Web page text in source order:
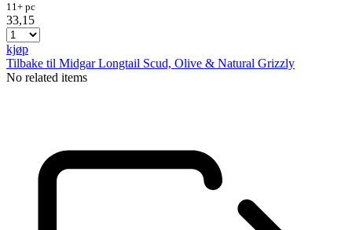
11+ pc
33,15
kjøp
Tilbake til Midgar Longtail Scud, Olive & Natural Grizzly
No related items